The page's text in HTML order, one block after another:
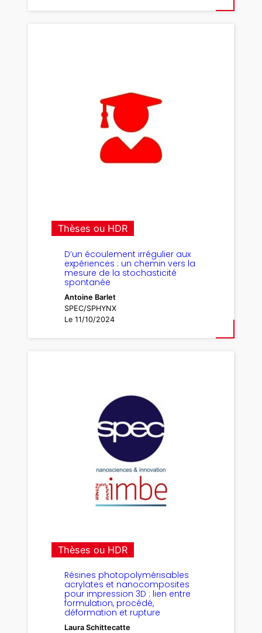
Thèses ou HDR
D’un écoulement irrégulier aux
expériences : un chemin vers la
mesure de la stochasticité
spontanée
Antoine Barlet
SPEC/SPHYNX
Le 11/10/2024
Thèses ou HDR
Résines photopolymérisables
acrylates et nanocomposites
pour impression 3D : lien entre
formulation, procédé,
déformation et rupture
Laura Schittecatte